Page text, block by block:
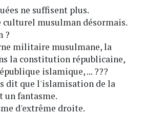
ne suffisent plus.
culturel musulman désormais.
?
militaire musulmane, la
la constitution républicaine,
islamique, ... ???
dit que l'islamisation de la
un fantasme.
d'extrême droite.